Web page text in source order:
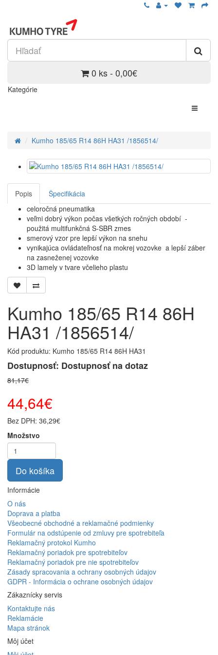
0 ks - 0,00€
Kategórie
Kumho 185/65 R14 86H HA31 /1856514/
Popis
Špecifikácia
celoročná pneumatika
veľmi dobrý výkon počas všetkých ročných období -
použitá multifunkčná S-SBR zmes
smerový vzor pre lepší výkon na snehu
vynikajúca ovládateľnosť na mokrej vozovke a lepší záber
na zasneženej vozovke
3D lamely v tvare včelieho plastu
Kumho 185/65 R14 86H
HA31 /1856514/
Kód produktu: Kumho 185/65 R14 86H HA31
Dostupnosť: Dostupnosť na dotaz
81,17€
44,64€
Bez DPH: 36,29€
Množstvo
Do košíka
Informácie
O nás
Doprava a platba
Všeobecné obchodné a reklamačné podmienky
Formulár na odstúpenie od zmluvy pre spotrebiteľa
Reklamačný protokol Kumho
Reklamačný poriadok pre spotrebiteľov
Reklamačný poriadok pre nie spotrebiteľov
Zásady spracovania a ochrany osobných údajov
GDPR - Informácia o ochrane osobných údajov
Zákaznícky servis
Kontaktujte nás
Reklamácie
Mapa stránok
Môj účet